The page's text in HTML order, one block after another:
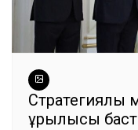
құрылысы